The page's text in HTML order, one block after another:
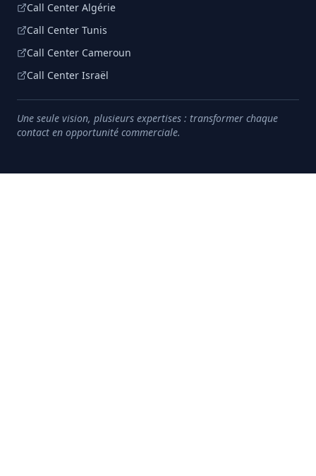
Call Center Algérie
Call Center Tunis
Call Center Cameroun
Call Center Israël
Une seule vision, plusieurs expertises : transformer chaque
contact en opportunité commerciale.